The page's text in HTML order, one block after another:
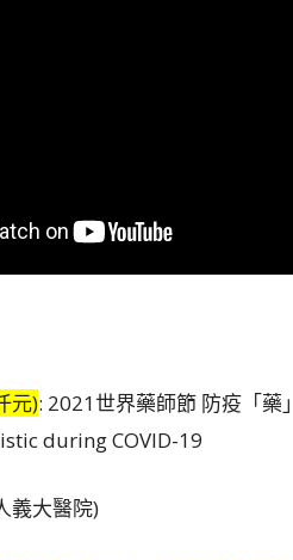
元): 2021世界藥師節 防疫「
during COVID-19
義大醫院)